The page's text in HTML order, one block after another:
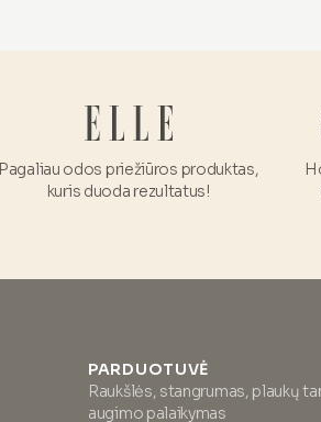
Pagaliau odos priežiūros produktas,
kuris duoda rezultatus!
PARDUOTUVĖ
Raukšlės, stangrumas, plaukų
augimo palaikymas